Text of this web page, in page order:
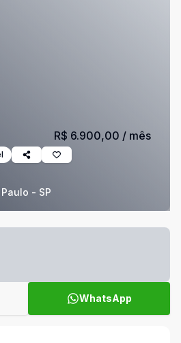
- SP
R$ 6.900,00 / mês
WhatsApp